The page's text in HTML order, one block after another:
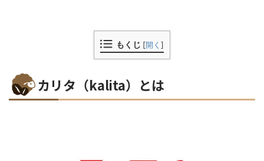
もくじ [開く ]
カリタ（kalita）とは